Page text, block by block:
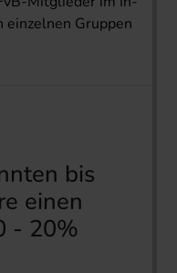
einzelnen Gruppen
bis
einen
- 20%